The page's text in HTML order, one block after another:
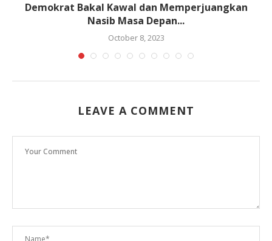
Demokrat Bakal Kawal dan Memperjuangkan
Nasib Masa Depan...
October 8, 2023
LEAVE A COMMENT